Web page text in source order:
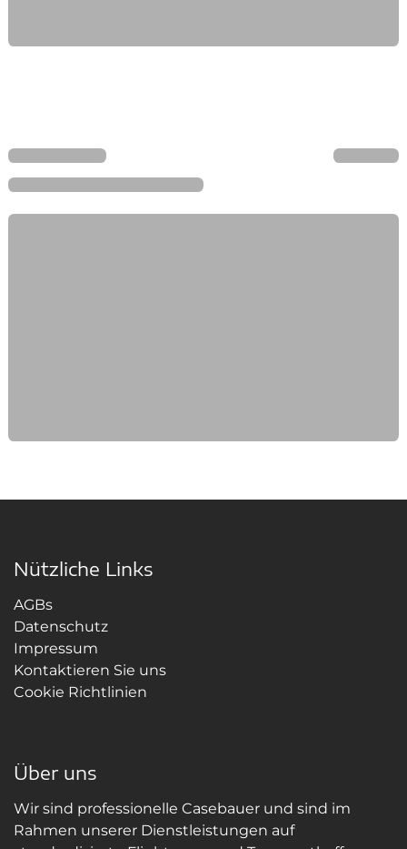
Nützliche Links
AGBs
Datenschutz
Impressum
Kontaktieren Sie uns
Cookie Richtlinien
Über uns
Wir sind professionelle Casebauer und sind im
Rahmen unserer Dienstleistungen auf